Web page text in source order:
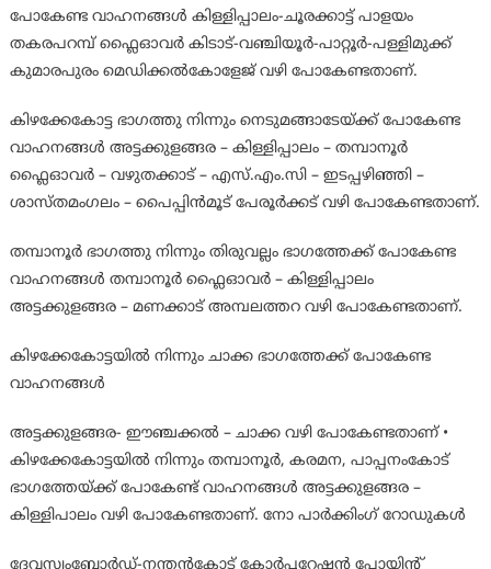
പോകേണ്ട വാഹനങ്ങൾ കിള്ളിപ്പാലം-ചൂരക്കാട്ട് പാളയം
തകരപറമ്പ് ഫ്ലൈഓവർ കിടാട്-വഞ്ചിയൂർ-പാറ്റൂർ-പള്ളിമുക്ക്
കുമാരപുരം മെഡിക്കൽകോളേജ് വഴി പോകേണ്ടതാണ്.
കിഴക്കേകോട്ട ഭാഗത്തു നിന്നും നെടുമങ്ങാടേയ്ക്ക് പോകേണ്ട
വാഹനങ്ങൾ അട്ടക്കുളങ്ങര – കിള്ളിപ്പാലം – തമ്പാനൂർ
ഫ്ലൈഓവർ – വഴുതക്കാട് – എസ്.എം.സി – ഇടപ്പഴിഞ്ഞി –
ശാസ്തമംഗലം – പൈപ്പിൻമൂട് പേരൂർക്കട് വഴി പോകേണ്ടതാണ്.
തമ്പാനൂർ ഭാഗത്തു നിന്നും തിരുവല്ലം ഭാഗത്തേക്ക് പോകേണ്ട
വാഹനങ്ങൾ തമ്പാനൂർ ഫ്ലൈഓവർ – കിള്ളിപ്പാലം
അട്ടക്കുളങ്ങര – മണക്കാട് അമ്പലത്തറ വഴി പോകേണ്ടതാണ്.
കിഴക്കേകോട്ടയിൽ നിന്നും ചാക്ക ഭാഗത്തേക്ക് പോകേണ്ട
വാഹനങ്ങൾ
അട്ടക്കുളങ്ങര- ഈഞ്ചക്കൽ – ചാക്ക വഴി പോകേണ്ടതാണ് •
കിഴക്കേകോട്ടയിൽ നിന്നും തമ്പാനൂർ, കരമന, പാപ്പനംകോട്
ഭാഗത്തേയ്ക്ക് പോകേണ്ട് വാഹനങ്ങൾ അട്ടക്കുളങ്ങര –
കിള്ളിപാലം വഴി പോകേണ്ടതാണ്. നോ പാർക്കിംഗ് റോഡുകൾ
ദേവസ്വംബോർഡ്-നന്തൻകോട് കോർപ്പറേഷൻ പോയിന്റ്